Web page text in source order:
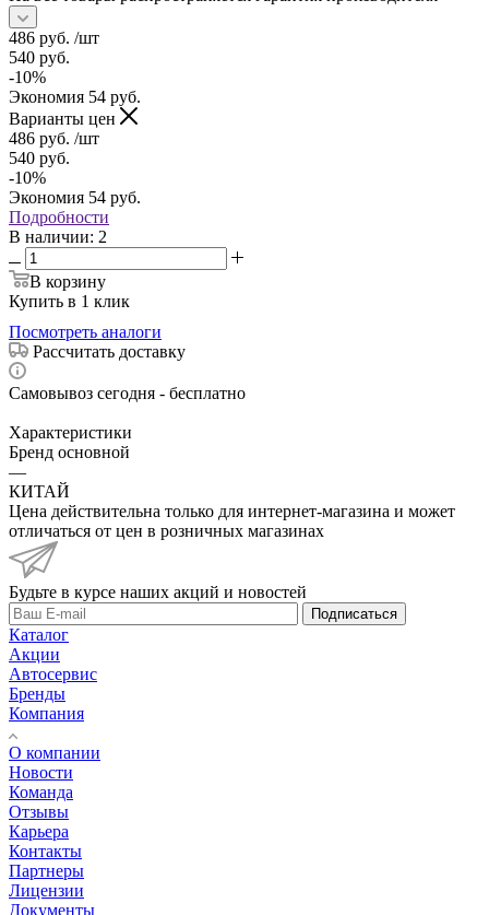
486 руб. /шт
540 руб.
-10%
Экономия 54 руб.
Варианты цен
486 руб. /шт
540 руб.
-10%
Экономия 54 руб.
Подробности
В наличии: 2
В корзину
Купить в 1 клик
Посмотреть аналоги
Рассчитать доставку
Самовывоз сегодня - бесплатно
Характеристики
Бренд основной
—
КИТАЙ
Цена действительна только для интернет-магазина и может
отличаться от цен в розничных магазинах
Будьте в курсе наших акций и новостей
Подписаться
Каталог
Акции
Автосервис
Бренды
Компания
О компании
Новости
Команда
Отзывы
Карьера
Контакты
Партнеры
Лицензии
Документы